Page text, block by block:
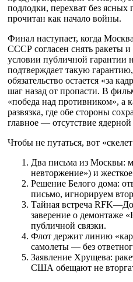
подлодки, перехват без
прочитан как начало войны.
Финал наступает, когда
СССР согласен снять ракеты
условии публичной гарантии
подтверждает такую
обязательство остается «за
шаг назад от пропасти. В
«победа над противником», а
развязка, где обе стороны
главное — отсутствие
Чтобы не путаться, вот
Два письма из Москвы:
невторжение») и
Решение Белого дома:
письмо, игнорируем
Тайная встреча
заверение о демонтаже
публичной связки.
Флот держит линию
самолеты — без
Заявление Хрущева:
США обещают не